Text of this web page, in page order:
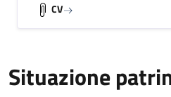
CV
Situazione